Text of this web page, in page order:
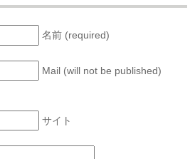
名前 (required)
Mail (will not be published)
サイト